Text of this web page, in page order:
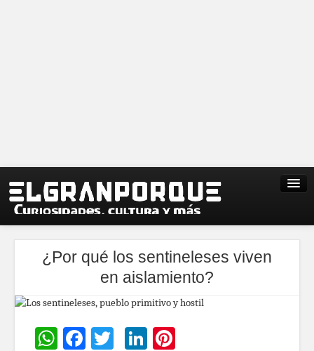
¿Por qué los sentineleses viven
en aislamiento?
WhatsApp
Facebook
TwitterLinkedIn